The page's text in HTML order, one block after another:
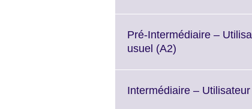
More
Pré-Intermédiaire –
usuel (A2)
More
Intermédiaire –